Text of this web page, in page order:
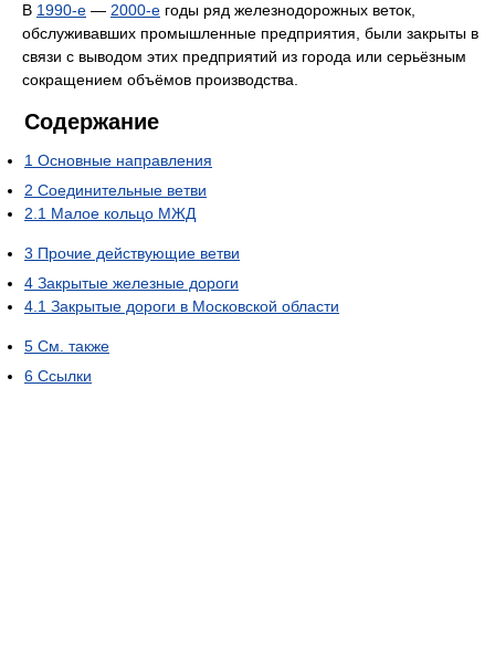
В 1990-е — 2000-е годы ряд железнодорожных веток,
обслуживавших промышленные предприятия, были закрыты в
связи с выводом этих предприятий из города или серьёзным
сокращением объёмов производства.
Содержание
1 Основные направления
2 Соединительные ветви
2.1 Малое кольцо МЖД
3 Прочие действующие ветви
4 Закрытые железные дороги
4.1 Закрытые дороги в Московской области
5 См. также
6 Ссылки